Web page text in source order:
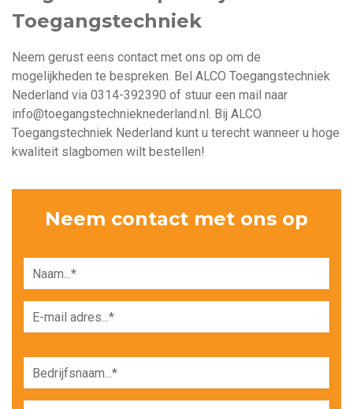
Toegangstechniek
Neem gerust eens contact met ons op om de
mogelijkheden te bespreken. Bel ALCO Toegangstechniek
Nederland via 0314-392390 of stuur een mail naar
info@toegangstechnieknederland.nl. Bij ALCO
Toegangstechniek Nederland kunt u terecht wanneer u hoge
kwaliteit slagbomen wilt bestellen!
Neem contact met ons op